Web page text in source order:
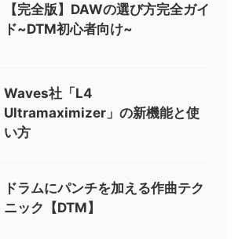
【完全版】DAWの選び方完全ガイ
ド~DTM初心者向け~
Waves社「L4
Ultramaximizer」の新機能と使
い方
ドラムにパンチを加える作曲テク
ニック【DTM】